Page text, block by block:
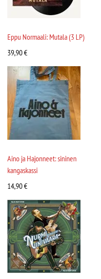
Eppu Normaali: Mutala (3 LP)
39,90€
Aino ja Hajonneet: sininen
kangaskassi
14,90€